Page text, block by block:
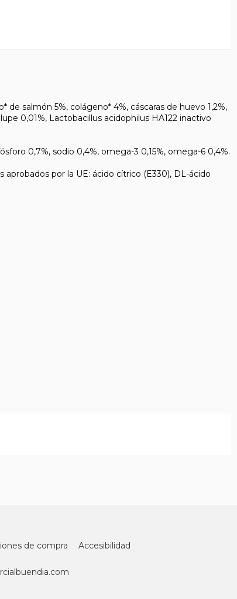
salmón 5%, colágeno* 4%, cáscaras de huevo 1,2%,
0,01%, Lactobacillus acidophilus HA122 inactivo
0,7%, sodio 0,4%, omega-3 0,15%, omega-6 0,4%.
por la UE: ácido cítrico (E330), DL-ácido
de compra Accesibilidad